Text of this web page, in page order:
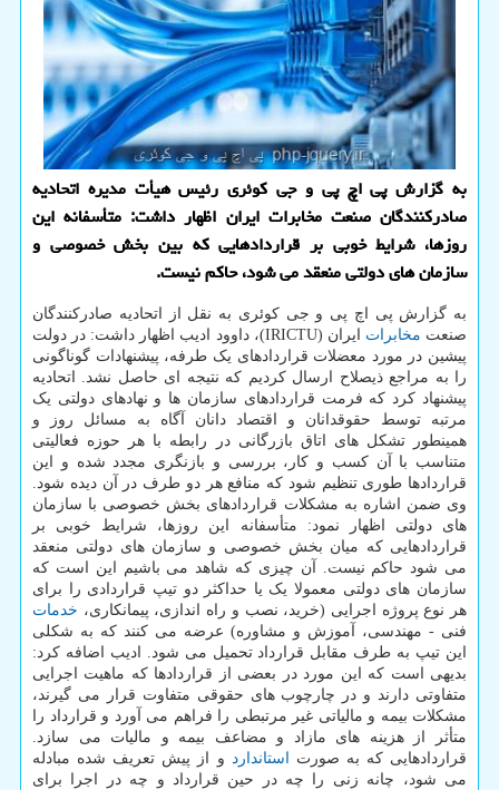
به گزارش پی اچ پی و جی کوئری رئیس هیأت مدیره اتحادیه
صادرکنندگان صنعت مخابرات ایران اظهار داشت: متأسفانه این
روزها، شرایط خوبی بر قراردادهایی که بین بخش خصوصی و
سازمان های دولتی منعقد می شود، حاکم نیست.
به گزارش پی اچ پی و جی کوئری به نقل از اتحادیه صادرکنندگان
صنعت مخابرات
ایران (IRICTU)، داوود ادیب اظهار داشت: در دولت
پیشین در مورد معضلات قراردادهای یک طرفه، پیشنهادات گوناگونی
را به مراجع ذیصلاح ارسال کردیم که نتیجه ای حاصل نشد. اتحادیه
پیشنهاد کرد که فرمت قراردادهای سازمان ها و نهادهای دولتی یک
مرتبه توسط حقوقدانان و اقتصاد دانان آگاه به مسائل روز و
همینطور تشکل های اتاق بازرگانی در رابطه با هر حوزه فعالیتی
متناسب با آن کسب و کار، بررسی و بازنگری مجدد شده و این
قراردادها طوری تنظیم شود که منافع هر دو طرف در آن دیده شود.
وی ضمن اشاره به مشکلات قراردادهای بخش خصوصی با سازمان
های دولتی اظهار نمود: متأسفانه این روزها، شرایط خوبی بر
قراردادهایی که میان بخش خصوصی و سازمان های دولتی منعقد
می شود حاکم نیست. آن چیزی که شاهد می باشیم این است که
سازمان های دولتی معمولا یک یا حداکثر دو تیپ قراردادی را برای
هر نوع پروژه اجرایی (خرید، نصب و راه اندازی، پیمانکاری، خدمات
فنی - مهندسی، آموزش و مشاوره) عرضه می کنند که به شکلی
این تیپ به طرف مقابل قرارداد تحمیل می شود. ادیب اضافه کرد:
بدیهی است که این مورد در بعضی از قراردادها که ماهیت اجرایی
متفاوتی دارند و در چارچوب های حقوقی متفاوت قرار می گیرند،
مشکلات بیمه و مالیاتی غیر مرتبطی را فراهم می آورد و قرارداد را
متأثر از هزینه های مازاد و مضاعف بیمه و مالیات می سازد.
قراردادهایی که به صورت
استاندارد و از پیش تعریف شده مبادله
می شود، چانه زنی را چه در حین قرارداد و چه در اجرا برای